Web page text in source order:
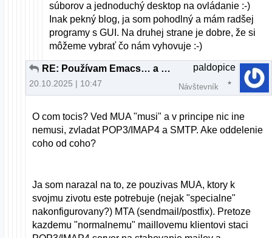
súborov a jednoduchý desktop na ovládanie :-)
Inak pekný blog, ja som pohodlný a mám radšej
programy s GUI. Na druhej strane je dobre, že si
môžeme vybrať čo nám vyhovuje :-)
RE: Používam Emacs… a občas aj iné programy
20.10.2025 | 10:47
paldopice
Návštevník
O com tocis? Ved MUA "musi" a v principe nic ine
nemusi, zvladat POP3/IMAP4 a SMTP. Ake oddelenie
coho od coho?
Ja som narazal na to, ze pouzivas MUA, ktory k
svojmu zivotu este potrebuje (nejak "specialne"
nakonfigurovany?) MTA (sendmail/postfix). Pretoze
kazdemu "normalnemu" maillovemu klientovi staci